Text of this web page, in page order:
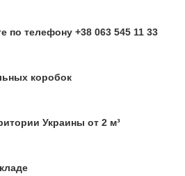
по телефону +38 063 545 11 33
коробок
Украины от 2 м³